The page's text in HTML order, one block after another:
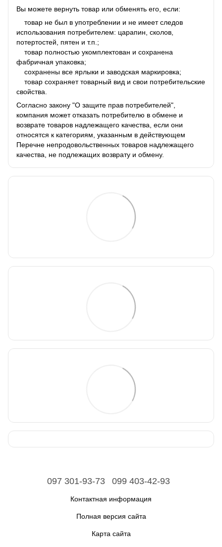
Вы можете вернуть товар или обменять его, если:
товар не был в употреблении и не имеет следов
использования потребителем: царапин, сколов,
потертостей, пятен и т.п.;
товар полностью укомплектован и сохранена
фабричная упаковка;
сохранены все ярлыки и заводская маркировка;
товар сохраняет товарный вид и свои потребительские
свойства.
Согласно закону "О защите прав потребителей",
компания может отказать потребителю в обмене и
возврате товаров надлежащего качества, если они
относятся к категориям, указанным в действующем
Перечне непродовольственных товаров надлежащего
качества, не подлежащих возврату и обмену.
097 301-93-73 099 403-42-93
Контактная информация
Полная версия сайта
Карта сайта